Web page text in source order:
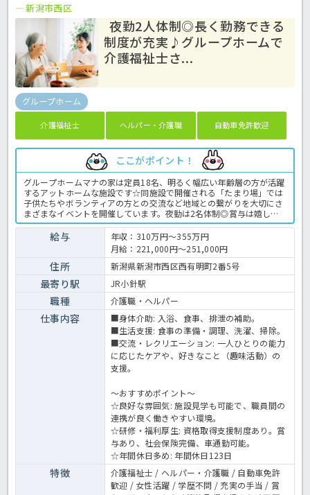
新潟市西区
夜勤2人体制◎長く勤務できる
制度が充実♪グループホームで
介護福祉士さ...
グループホーム
介護福祉士 ヘルパー・介護職 自動車免許歓迎
ここがポイント！
グループホームマナの家は定員18名、明るく幅広い年齢層の方が活躍
するアットホームな施設です☆同施設で開催される「たまり場」では
子供たちやボランティアの方との交流など地域との繋がりを大切にさ
まざまなイベントを開催しています。夜勤は2名体制◎賞与は嬉しい
2.85ヶ月分♪利用者様ひとり一人が好きなことを楽しみながら生き生
きと毎日の生活ができるよう一緒に支援しませんか？グループホーム
での介護業務全般です。 ＜介護職 正職員 グループホームの求人＞
給与
年収：310万円～355万円
月給：221,000円～251,000円
住所 新潟県新潟市西区西有明町2番5号
最寄り駅 JR小針駅
職種 介護職・ヘルパー
仕事内容
■身体介助: 入浴、食事、排泄の補助。
■生活支援: 食事の準備・調理、洗濯、掃除。
■交流・レクリエーション: 一人ひとりの能力
に応じたケアや、好きなこと（趣味活動）の
支援。
～おすすめポイント～
☆良好な雰囲気: 施設見学も可能で、職員間の
連携が良く働きやすい環境。
☆研修・福利厚生: 資格取得支援制度あり。賞
与あり、社会保険完備、車通勤可能。
☆年間休日多め: 年間休日123日
特徴
介護福祉士 / ヘルパー・介護職 / 自動車免許
歓迎 / 女性活躍 / 学歴不問 / 充実の手当 / 賞